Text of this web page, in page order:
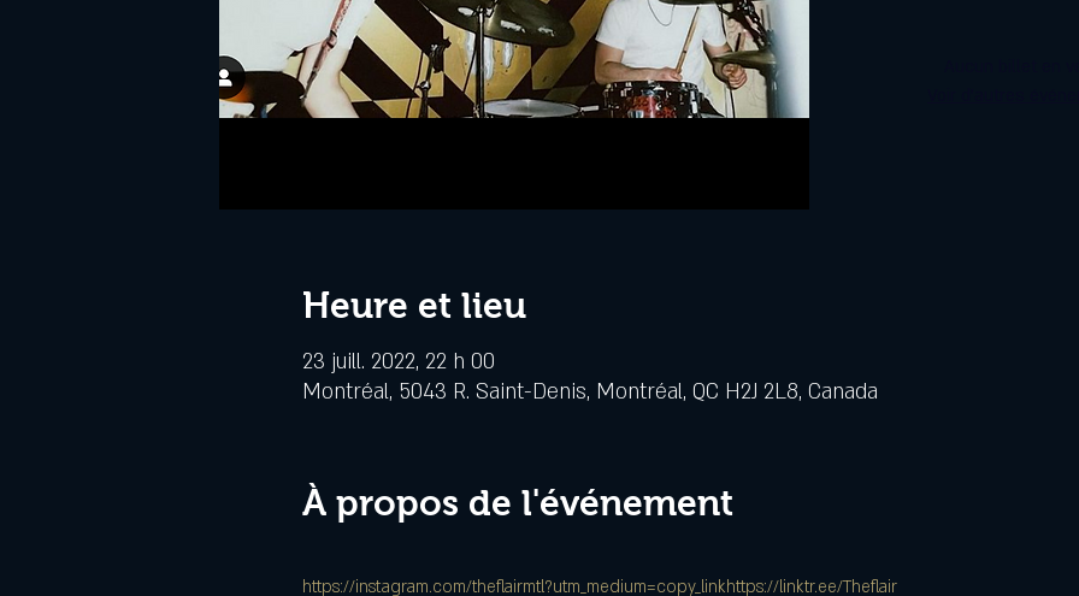
Heure et lieu
23 juill. 2022, 22 h 00
Montréal, 5043 R. Saint-Denis, Montréal, QC H2J 2L8, Canada
À propos de l'événement
https://instagram.com/theflairmtl?utm_medium=copy_linkhttps://linktr.ee/Theflair